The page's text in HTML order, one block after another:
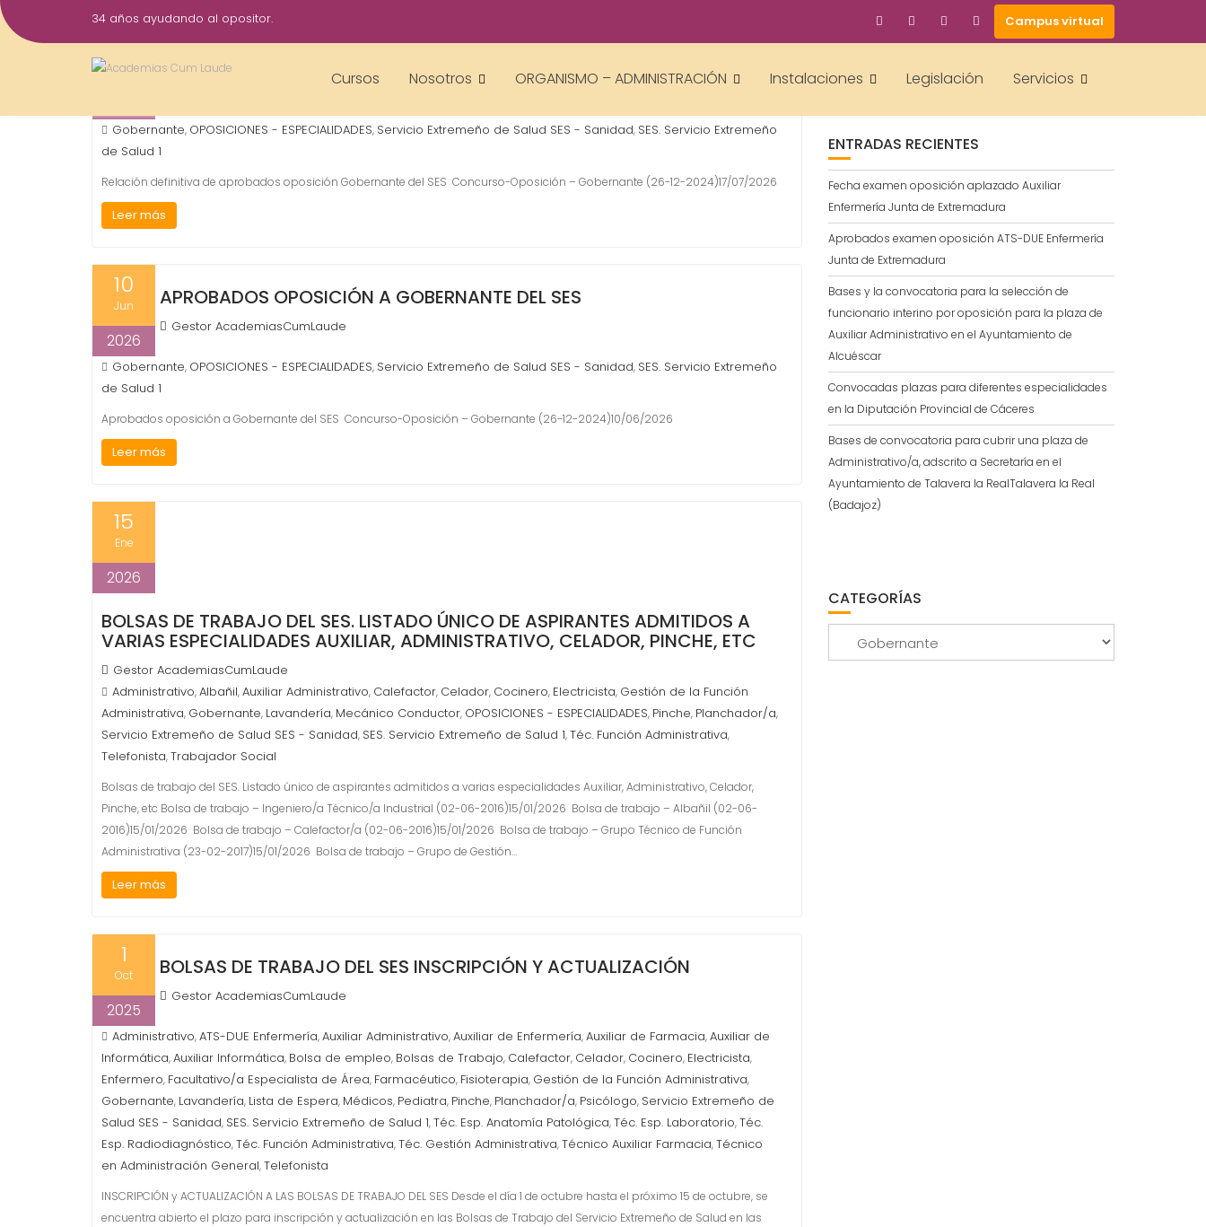
Saltar
al
34 años ayudando al opositor. Campus virtual
Cursos Nosotros ORGANISMO – ADMINISTRACIÓN Instalaciones Legislación Servicios
17
Jul RELACIÓN DEFINITIVA DE APROBADOS OPOSICIÓN GOBERNANTE DEL SES
Gestor AcademiasCumLaude
Gobernante, OPOSICIONES - ESPECIALIDADES, Servicio Extremeño de Salud SES - Sanidad, SES. Servicio Extremeño
de Salud 1
Relación definitiva de aprobados oposición Gobernante del SES Concurso-Oposición – Gobernante (26-12-2024)17/07/2026
Leer más
10
Jun
2026
APROBADOS OPOSICIÓN A GOBERNANTE DEL SES
Gestor AcademiasCumLaude
Gobernante, OPOSICIONES - ESPECIALIDADES, Servicio Extremeño de Salud SES - Sanidad, SES. Servicio Extremeño
de Salud 1
Aprobados oposición a Gobernante del SES Concurso-Oposición – Gobernante (26-12-2024)10/06/2026
Leer más
15
Ene
2026
BOLSAS DE TRABAJO DEL SES. LISTADO ÚNICO DE ASPIRANTES ADMITIDOS A
VARIAS ESPECIALIDADES AUXILIAR, ADMINISTRATIVO, CELADOR, PINCHE, ETC
Gestor AcademiasCumLaude
Administrativo,Albañil,Auxiliar Administrativo, Calefactor, Celador, Cocinero, Electricista, Gestión de la Función
Administrativa, Gobernante, Lavandería, Mecánico Conductor, OPOSICIONES - ESPECIALIDADES, Pinche, Planchador/a,
Servicio Extremeño de Salud SES - Sanidad, SES. Servicio Extremeño de Salud 1,Téc. Función Administrativa,
Telefonista,Trabajador Social
Bolsas de trabajo del SES. Listado único de aspirantes admitidos a varias especialidades Auxiliar, Administrativo, Celador,
Pinche, etc Bolsa de trabajo – Ingeniero/a Técnico/a Industrial (02-06-2016)15/01/2026 Bolsa de trabajo – Albañil (02-06-
2016)15/01/2026 Bolsa de trabajo – Calefactor/a (02-06-2016)15/01/2026 Bolsa de trabajo – Grupo Técnico de Función
Administrativa (23-02-2017)15/01/2026 Bolsa de trabajo – Grupo de Gestión…
Leer más
1
Oct
2025
BOLSAS DE TRABAJO DEL SES INSCRIPCIÓN Y ACTUALIZACIÓN
Gestor AcademiasCumLaude
Administrativo,ATS-DUE Enfermería,Auxiliar Administrativo,Auxiliar de Enfermería,Auxiliar de Farmacia,Auxiliar de
Informática,Auxiliar Informática, Bolsa de empleo, Bolsas de Trabajo, Calefactor, Celador, Cocinero, Electricista,
Enfermero, Facultativo/a Especialista de Área, Farmacéutico, Fisioterapia, Gestión de la Función Administrativa,
Gobernante, Lavandería, Lista de Espera, Médicos, Pediatra, Pinche, Planchador/a, Psicólogo, Servicio Extremeño de
Salud SES - Sanidad, SES. Servicio Extremeño de Salud 1,Téc. Esp. Anatomía Patológica,Téc. Esp. Laboratorio,Téc.
Esp. Radiodiagnóstico,Téc. Función Administrativa,Téc. Gestión Administrativa,Técnico Auxiliar Farmacia,Técnico
en Administración General,Telefonista
INSCRIPCIÓN y ACTUALIZACIÓN A LAS BOLSAS DE TRABAJO DEL SES Desde el día 1 de octubre hasta el próximo 15 de octubre, se
encuentra abierto el plazo para inscripción y actualización en las Bolsas de Trabajo del Servicio Extremeño de Salud en las
ENTRADAS RECIENTES
Fecha examen oposición aplazado Auxiliar
Enfermería Junta de Extremadura
Aprobados examen oposición ATS-DUE Enfermería
Junta de Extremadura
Bases y la convocatoria para la selección de
funcionario interino por oposición para la plaza de
Auxiliar Administrativo en el Ayuntamiento de
Alcuéscar
Convocadas plazas para diferentes especialidades
en la Diputación Provincial de Cáceres
Bases de convocatoria para cubrir una plaza de
Administrativo/a, adscrito a Secretaría en el
Ayuntamiento de Talavera la RealTalavera la Real
(Badajoz)
CATEGORÍAS